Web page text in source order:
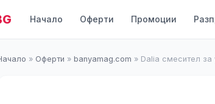
Начало Оферти Промоции
» Оферти » banyamag.com » Dalia смесител за